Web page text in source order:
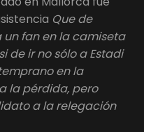
Que de
fan en la camiseta
de ir no sólo a Estadi
en la
la pérdida, pero
a la relegación